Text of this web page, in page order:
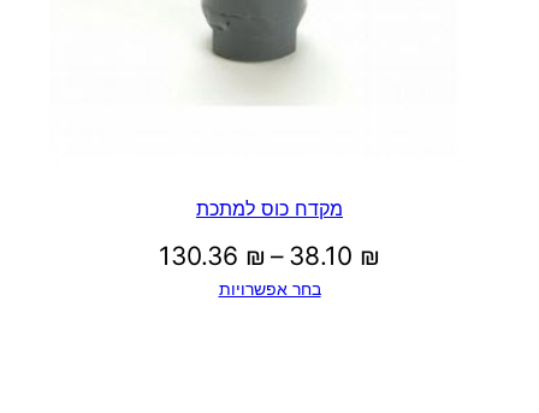
מקדח כוס למתכת
38.10 ₪
–
130.36 ₪
בחר אפשרויות